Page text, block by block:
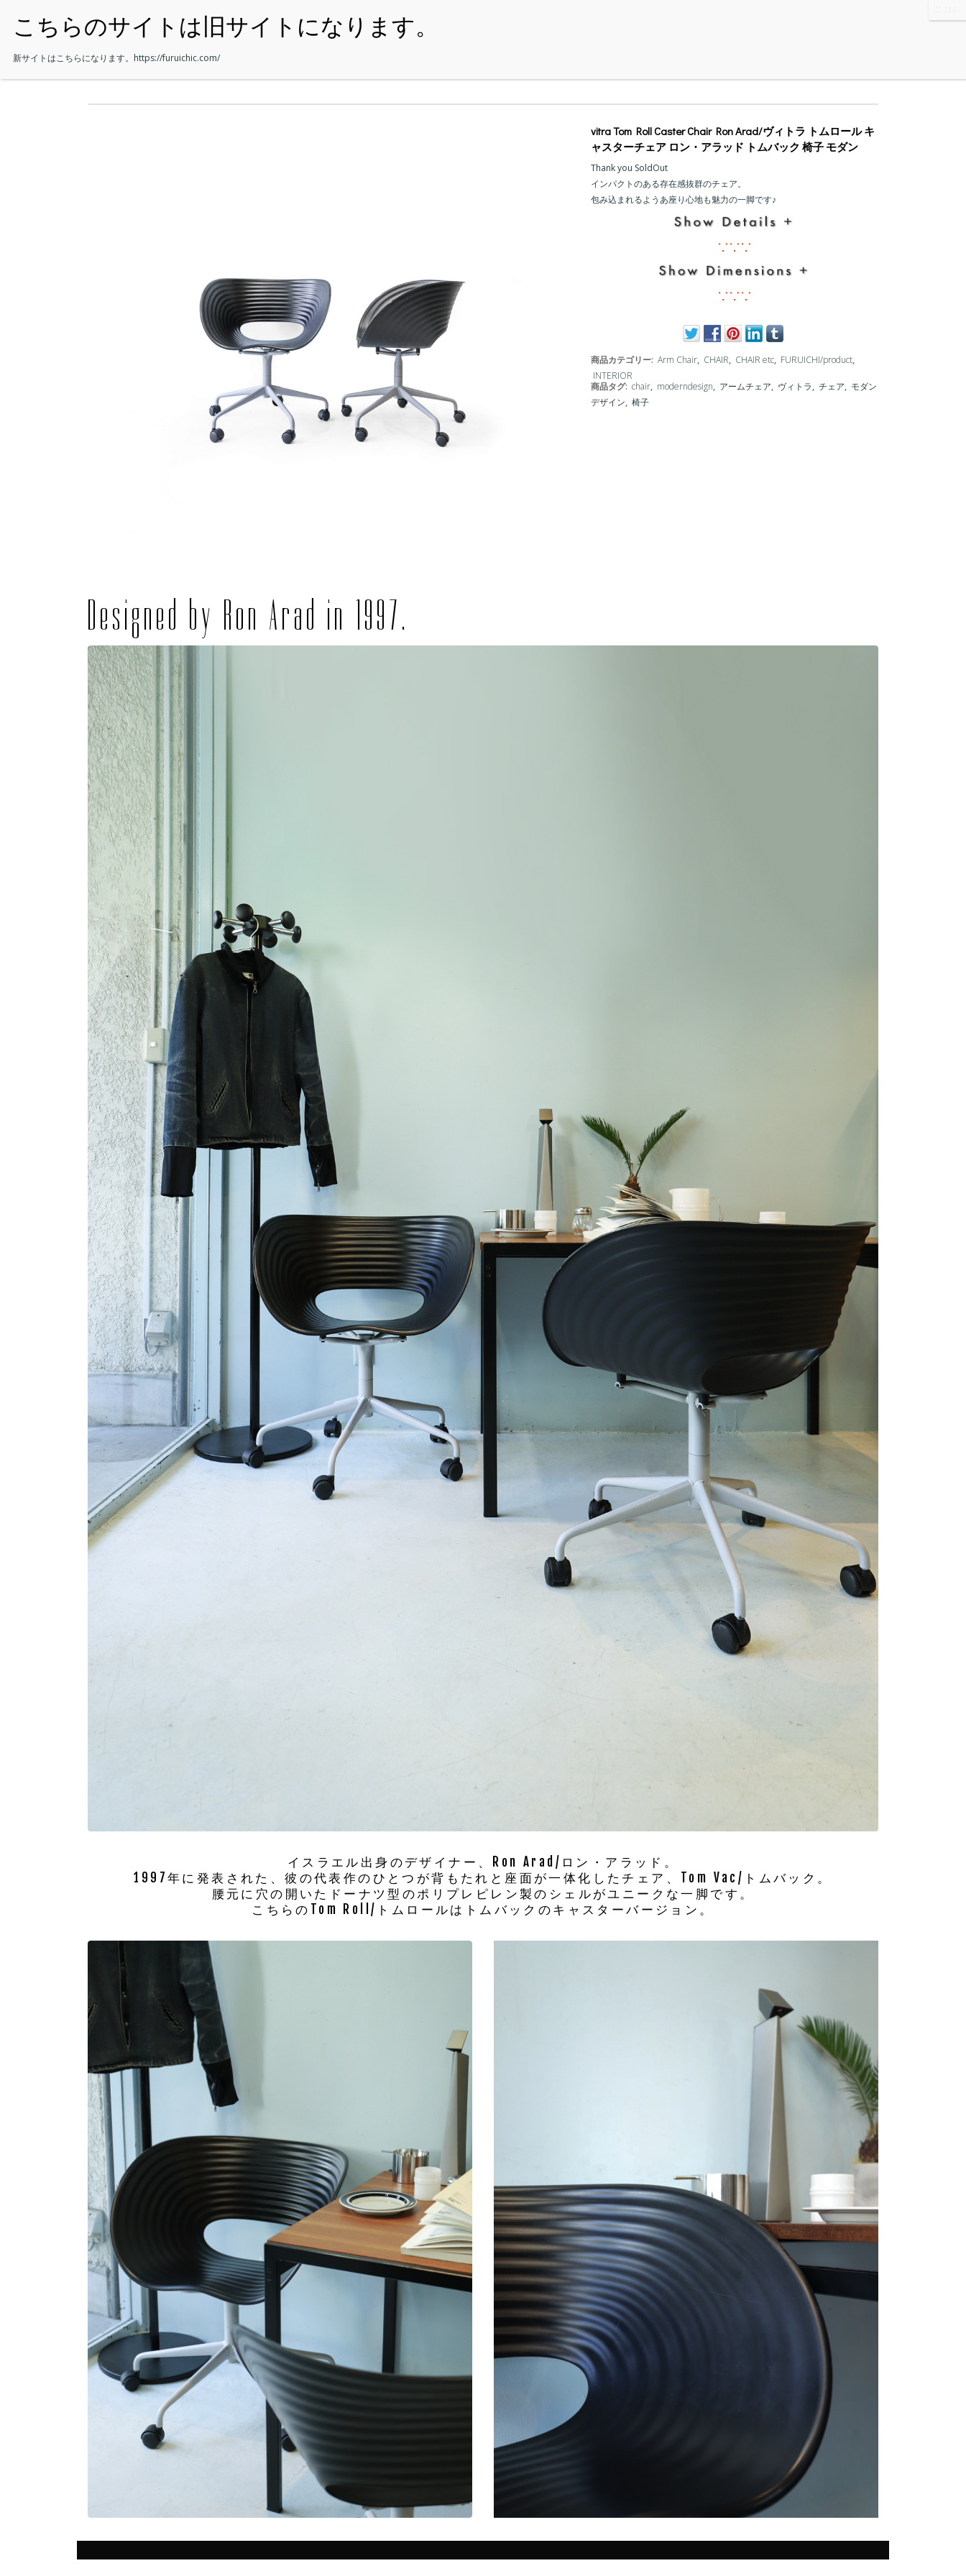
・HOME ・ITEM ・SHOPPING-GUIDE
vitra Tom Roll Caster Chair Ron Arad/ヴィトラ トムロール キ
ャスターチェア ロン・アラッド トムバック 椅子 モダン
Thank you SoldOut
インパクトのある存在感抜群のチェア。
包み込まれるようあ座り心地も魅力の一脚です♪
∵∵∵
∵∵∵
商品カテゴリー: Arm Chair, CHAIR, CHAIR etc, FURUICHI/product,
INTERIOR
商品タグ: chair, moderndesign, アームチェア, ヴィトラ, チェア, モダン
デザイン, 椅子
Designed by Ron Arad in 1997.
イスラエル出身のデザイナー、Ron Arad/ロン・アラッド。
1997年に発表された、彼の代表作のひとつが背もたれと座面が一体化したチェア、Tom Vac/トムバック。
腰元に穴の開いたドーナツ型のポリプレピレン製のシェルがユニークな一脚です。
こちらのTom Roll/トムロールはトムバックのキャスターバージョン。
新サイトはこちらになります。 https://furuichic.com/